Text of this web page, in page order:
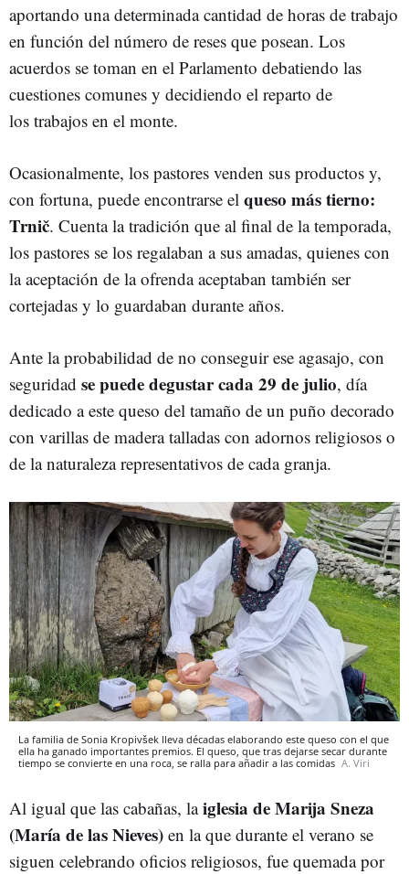
aportando una determinada cantidad de horas de trabajo
en función del número de reses que posean. Los
acuerdos se toman en el Parlamento debatiendo las
cuestiones comunes y decidiendo el reparto de
los trabajos en el monte.
Ocasionalmente, los pastores venden sus productos y,
con fortuna, puede encontrarse el queso más tierno:
Trnič. Cuenta la tradición que al final de la temporada,
los pastores se los regalaban a sus amadas, quienes con
la aceptación de la ofrenda aceptaban también ser
cortejadas y lo guardaban durante años.
Ante la probabilidad de no conseguir ese agasajo, con
seguridad se puede degustar cada 29 de julio, día
dedicado a este queso del tamaño de un puño decorado
con varillas de madera talladas con adornos religiosos o
de la naturaleza representativos de cada granja.
La familia de Sonia Kropivšek lleva décadas elaborando este queso con el que
ella ha ganado importantes premios. El queso, que tras dejarse secar durante
tiempo se convierte en una roca, se ralla para añadir a las comidas A. Viri
Al igual que las cabañas, laiglesia de Marija Sneza
(María de las Nieves) en la que durante el verano se
siguen celebrando oficios religiosos, fue quemada por